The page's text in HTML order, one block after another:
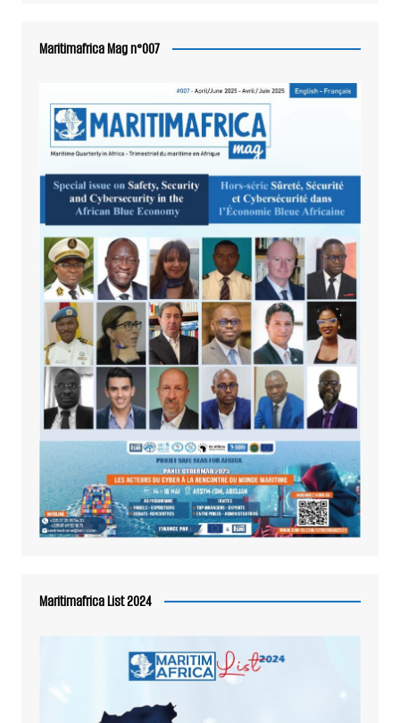
Maritimafrica Mag n°007
Maritimafrica List 2024